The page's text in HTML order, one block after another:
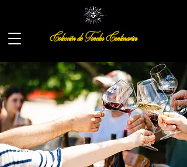
Colección de Toneles Centenarios